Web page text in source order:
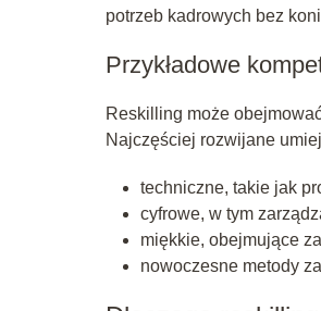
potrzeb kadrowych bez
Przykładowe
Reskilling może
Najczęściej rozwijane
techniczne, takie jak
cyfrowe, w tym
miękkie, obejmujące
nowoczesne metody